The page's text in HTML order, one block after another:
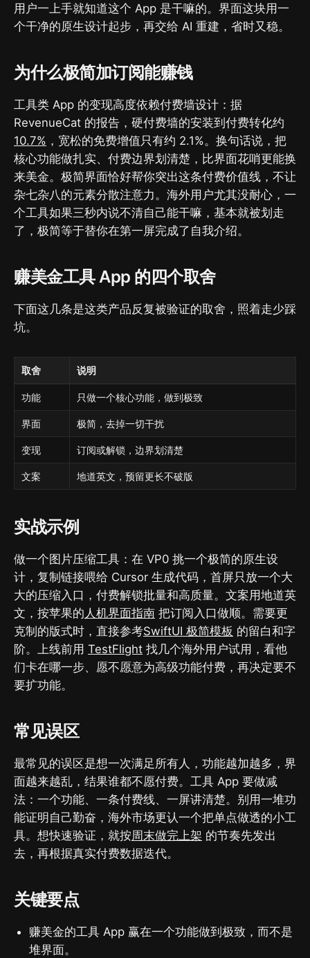
用户一上手就知道这个 App 是干嘛的。界面这块用一
个干净的原生设计起步，再交给 AI 重建，省时又稳。
为什么极简加订阅能赚钱
工具类 App 的变现高度依赖付费墙设计：据
RevenueCat 的报告，硬付费墙的安装到付费转化约
10.7% ，宽松的免费增值只有约 2.1%。换句话说，把
核心功能做扎实、付费边界划清楚，比界面花哨更能换
来美金。极简界面恰好帮你突出这条付费价值线，不让
杂七杂八的元素分散注意力。海外用户尤其没耐心，一
个工具如果三秒内说不清自己能干嘛，基本就被划走
了，极简等于替你在第一屏完成了自我介绍。
赚美金工具 App 的四个取舍
下面这几条是这类产品反复被验证的取舍，照着走少踩
坑。
取舍 说明
功能 只做一个核心功能，做到极致
界面 极简，去掉一切干扰
变现 订阅或解锁，边界划清楚
文案 地道英文，预留更长不破版
实战示例
做一个图片压缩工具：在 VP0 挑一个极简的原生设
计，复制链接喂给 Cursor 生成代码，首屏只放一个大
大的压缩入口，付费解锁批量和高质量。文案用地道英
文，按苹果的 人机界面指南 把订阅入口做顺。需要更
克制的版式时，直接参考SwiftUI 极简模板 的留白和字
阶。上线前用 TestFlight 找几个海外用户试用，看他
们卡在哪一步、愿不愿意为高级功能付费，再决定要不
要扩功能。
常见误区
最常见的误区是想一次满足所有人，功能越加越多，界
面越来越乱，结果谁都不愿付费。工具 App 要做减
法：一个功能、一条付费线、一屏讲清楚。别用一堆功
能证明自己勤奋，海外市场更认一个把单点做透的小工
具。想快速验证，就按周末做完上架 的节奏先发出
去，再根据真实付费数据迭代。
关键要点
赚美金的工具 App 赢在一个功能做到极致，而不是
堆界面。